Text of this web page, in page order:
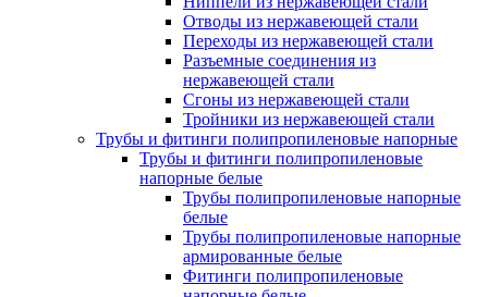
Отводы из нержавеющей стали
Переходы из нержавеющей стали
Разъемные соединения из
нержавеющей стали
Сгоны из нержавеющей стали
Тройники из нержавеющей стали
Трубы и фитинги полипропиленовые напорные
Трубы и фитинги полипропиленовые
напорные белые
Трубы полипропиленовые напорные
белые
Трубы полипропиленовые напорные
армированные белые
Фитинги полипропиленовые